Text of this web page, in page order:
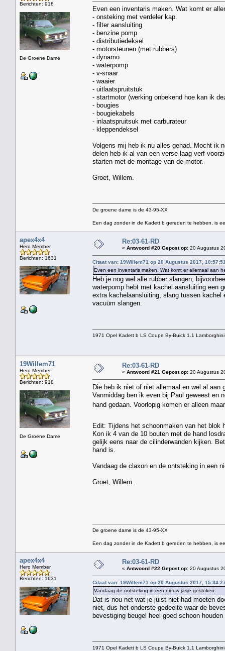
Berichten: 918
De Groene Dame
Even een inventaris maken. Wat komt er
- onsteking met verdeler kap.
- filter aansluiting
- benzine pomp
- distributiedeksel
- motorsteunen (met rubbers)
- dynamo
- waterpomp
- v-snaar
- waaier
- uitlaatspruitstuk
- startmotor (werking onbekend hoe kan ik
- bougies
- bougiekabels
- inlaatspruitsuk met carburateur
- kleppendeksel
Volgens mij heb ik nu alles gehad. Mocht ik
delen heb ik al van een verse laag verf
starten met de montage van de motor.
Groet, Willem.
De groene dame is de 43-95-XX
Een dag zonder in de Kadett b gereden te hebben, is
apex4x4
Hero Member
Berichten: 1631
Re:03-61-RD
« Antwoord #20 Gepost op: 20 Augustus
Citaat van: 19Willem71 op 20 Augustus 2017,
Even een inventaris maken. Wat komt er allemaal aan
Heb je nog wel alle rubber slangen,
waterpomp hebt met kachel aansluiting een
extra kachelaansluiting, slang tussen kachel
vacuüm slangen.
1971 Opel Kadett b LS Coupe By-Buick 1.1
19Willem71
Hero Member
Berichten: 918
De Groene Dame
Re:03-61-RD
« Antwoord #21 Gepost op: 20 Augustus
Die heb ik niet of niet allemaal en wel al
Vanmiddag ben ik even bij Paul geweest en
hand gedaan. Voorlopig komen er alleen
Edit: Tijdens het schoonmaken van het
Kon ik 4 van de 10 bouten met de hand
gelijk eens naar de cilinderwanden kijken.
hand is.
Vandaag de claxon en de ontsteking in een
Groet, Willem.
De groene dame is de 43-95-XX
Een dag zonder in de Kadett b gereden te hebben, is
apex4x4
Hero Member
Berichten: 1631
Re:03-61-RD
« Antwoord #22 Gepost op: 20 Augustus
Citaat van: 19Willem71 op 20 Augustus 2017,
Vandaag de ontsteking in een nieuw jasje gestoken.
Dat is nou net wat je juist niet had moeten
niet, dus het onderste gedeelte waar de
bevestiging beugel heel goed schoon
1971 Opel Kadett b LS Coupe By-Buick 1.1